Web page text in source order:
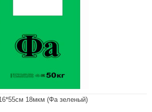
18мкм (Фа зеленый)